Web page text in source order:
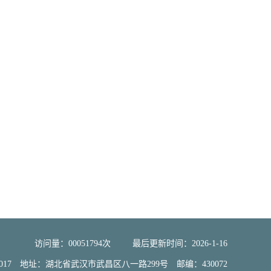
访问量： 00051794次 最后更新时间： 2026-1-16
地址：湖北省武汉市武昌区八一路299号 邮编：430072